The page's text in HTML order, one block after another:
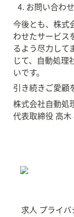
お問い合わ
今後とも、株式
わせたサービス
るよう尽力して
じて、自動処理
いです。
引き続きご愛顧
株式会社自動処
代表取締役 高木
求人 プライ